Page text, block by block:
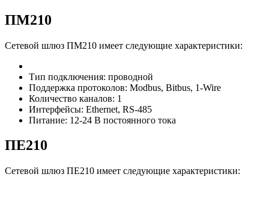
ПМ210
Сетевой шлюз ПМ210 имеет следующие характеристики:
Тип подключения: проводной
Поддержка протоколов: Modbus, Bitbus, 1-Wire
Количество каналов: 1
Интерфейсы: Ethernet, RS-485
Питание: 12-24 В постоянного тока
ПЕ210
Сетевой шлюз ПЕ210 имеет следующие характеристики: